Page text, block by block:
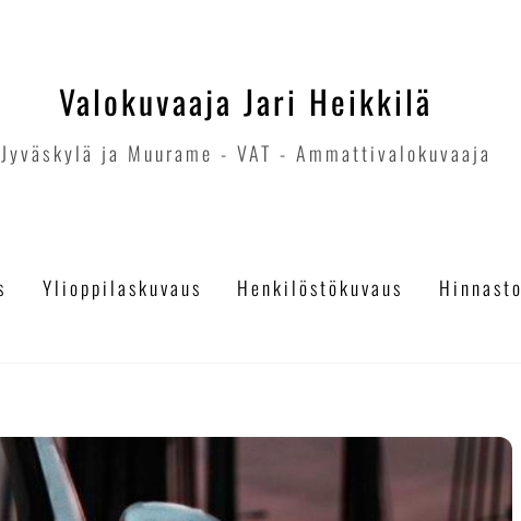
Valokuvaaja Jari Heikkilä
Jyväskylä ja Muurame - VAT - Ammattivalokuvaaja
Ylioppilaskuvaus Henkilöstökuvaus Hinnasto